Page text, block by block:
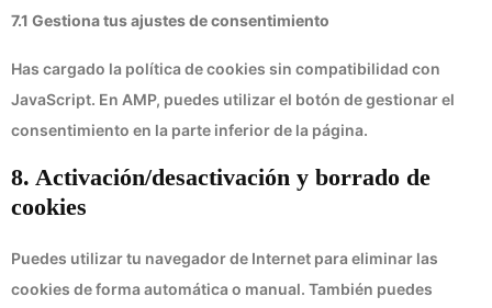
7.1 Gestiona tus ajustes de consentimiento
Has cargado la política de cookies sin compatibilidad con
JavaScript. En AMP, puedes utilizar el botón de gestionar el
consentimiento en la parte inferior de la página.
8. Activación/desactivación y borrado de
cookies
Puedes utilizar tu navegador de Internet para eliminar las
cookies de forma automática o manual. También puedes